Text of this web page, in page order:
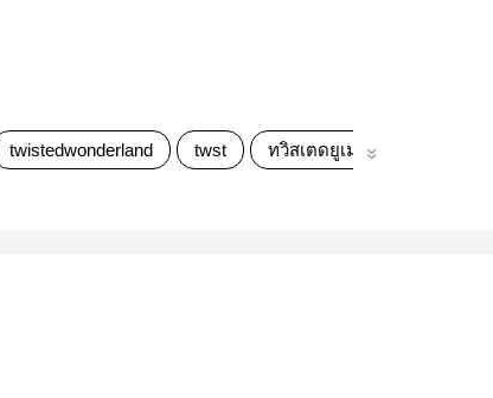
twistedwonderland twst ทวิสเตดยูเมะ